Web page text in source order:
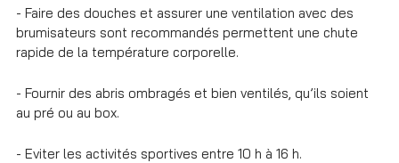
- Faire des douches et assurer une ventilation avec des
brumisateurs sont recommandés permettent une chute
rapide de la température corporelle.
- Fournir des abris ombragés et bien ventilés, qu’ils soient
au pré ou au box.
- Eviter les activités sportives entre 10 h à 16 h.